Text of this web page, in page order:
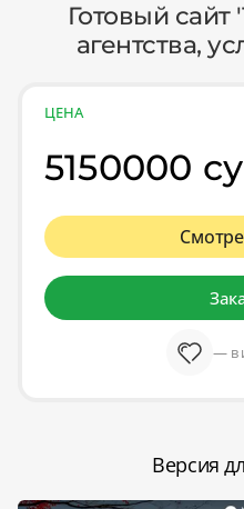
Готовый сайт
агентства,
ЦЕНА
5150000
— в
Версия